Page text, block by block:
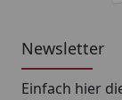
was Sie für
2
Newsletter
Einfach hier